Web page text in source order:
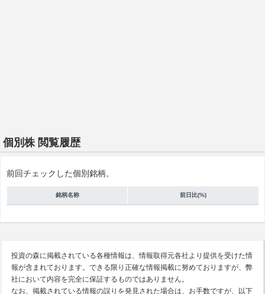
個別株 閲覧履歴
前回チェックした個別銘柄。
銘柄名称 前日比(%)
投資の森に掲載されている各種情報は、情報取得元各社より提供を受けた情
報が含まれております。できる限り正確な情報掲載に努めておりますが、弊
社において内容を完全に保証するものではありません。
なお、掲載されている情報の誤りを発見された場合は、お手数ですが、以下